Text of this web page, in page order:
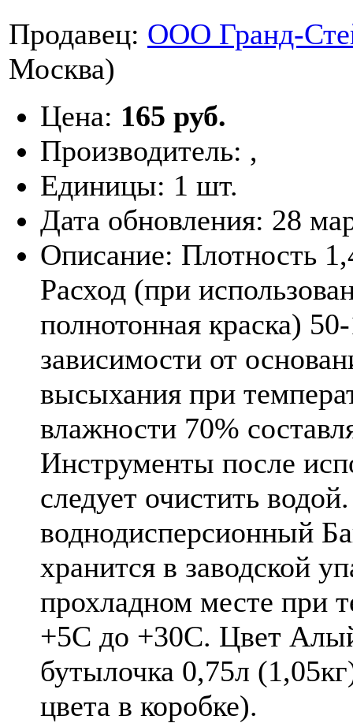
Продавец: ООО Гранд-
Москва)
Цена: 165 руб.
Производитель: ,
Единицы: 1 шт.
Дата обновления: 28
Описание: Плотность
Расход (при
полнотонная краска)
зависимости от
высыхания при
влажности 70%
Инструменты после
следует очистить
воднодисперсионный
хранится в заводской
прохладном месте при
+5С до +30С. Цвет
бутылочка 0,75л
цвета в коробке).